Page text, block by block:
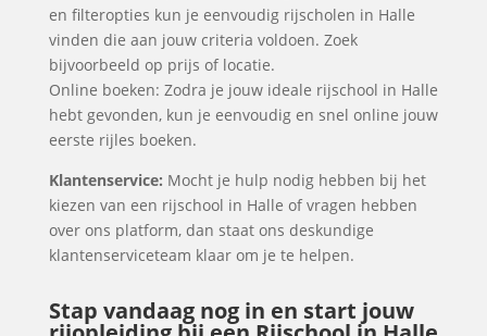
en filteropties kun je eenvoudig rijscholen in Halle
vinden die aan jouw criteria voldoen. Zoek
bijvoorbeeld op prijs of locatie.
Online boeken: Zodra je jouw ideale rijschool in Halle
hebt gevonden, kun je eenvoudig en snel online jouw
eerste rijles boeken.
Klantenservice: Mocht je hulp nodig hebben bij het
kiezen van een rijschool in Halle of vragen hebben
over ons platform, dan staat ons deskundige
klantenserviceteam klaar om je te helpen.
Stap vandaag nog in en start jouw